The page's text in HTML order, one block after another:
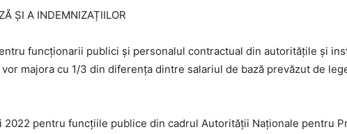
ȘI A INDEMNIZAȚIILOR
funcţionarii publici şi personalul contractual din autoritățile și
majora cu 1/3 din diferenţa dintre salariul de bază prevăzut de
2022 pentru funcţiile publice din cadrul Autorităţii Naţionale pentru